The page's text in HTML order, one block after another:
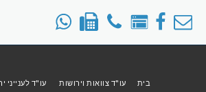
בית עו"ד צוואות וירושות עו"ד לענייני